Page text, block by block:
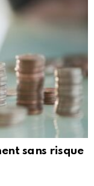
sans risque